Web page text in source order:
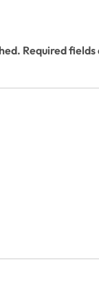
Required